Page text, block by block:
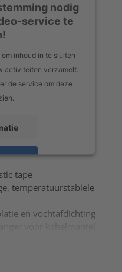
nodig
service te
inhoud in te sluiten
activiteiten verzamelt.
de service om deze
Management Platform
tape
temperatuurstabiele
en vochtafdichting